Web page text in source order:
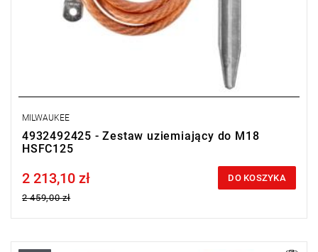
MILWAUKEE
4932492425 - Zestaw uziemiający do M18
HSFC125
Price tax included
2 213,10 zł
2 459,00 zł
DO KOSZYKA